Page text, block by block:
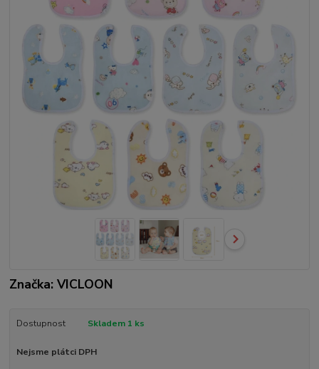
Značka: VICLOON
Dostupnost Skladem 1 ks
Nejsme plátci DPH